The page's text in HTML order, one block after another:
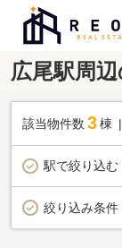
広尾駅周
該当物件数 3棟
駅で絞り込む
絞り込み条件